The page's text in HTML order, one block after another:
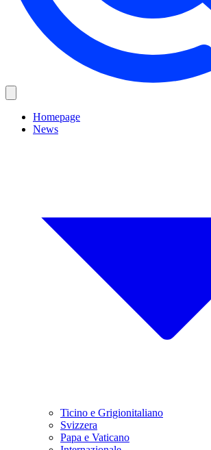
Homepage
News
Ticino e Grigionitaliano
Svizzera
Papa e Vaticano